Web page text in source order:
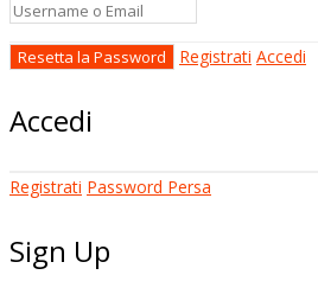
Registrati Accedi
Accedi
Registrati Password Persa
Sign Up